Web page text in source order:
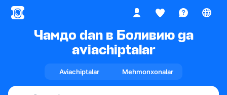
Чамдо dan в Боливию ga
aviachiptalar
Aviachiptalar Mehmonxonalar